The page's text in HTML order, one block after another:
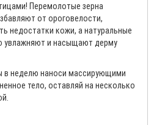
Перемолотые зерна
от ороговелости,
недостатки кожи, а натуральные
увлажняют и насыщают дерму
в неделю наноси массирующими
тело, оставляй на несколько